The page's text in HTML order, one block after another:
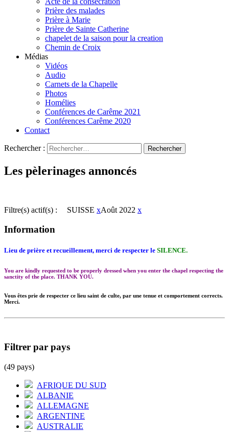
Prière des malades
Prière à Marie
Prière de Sainte Catherine
chapelet de la saison pour la creation
Chemin de Croix
Médias
Vidéos
Audio
Carnets de la Chapelle
Photos
Homélies
Conférences de Carême 2021
Conférences Carême 2020
Contact
Rechercher :
Les pèlerinages annoncés
Filtre(s) actif(s) : SUISSE xAoût 2022 x
Information
Lieu de prière et recueillement, merci de respecter le SILENCE.
You are kindly requested to be properly dressed when you enter the chapel respecting the
sanctity of the place. THANK YOU.
Vous êtes prie de respecter ce lieu saint de culte, par une tenue et comportement corrects.
Merci.
Filtrer par pays
(49 pays)
AFRIQUE DU SUD
ALBANIE
ALLEMAGNE
ARGENTINE
AUSTRALIE